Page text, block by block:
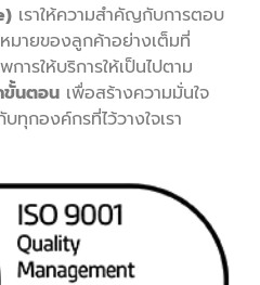
เราให้ความสำคัญกับการตอบ
มายของลูกค้าอย่างเต็มที่
รให้บริการให้เป็นไปตาม
ขั้นตอน เพื่อสร้างความมั่นใจ
ทุกองค์กรที่ไว้วางใจเรา